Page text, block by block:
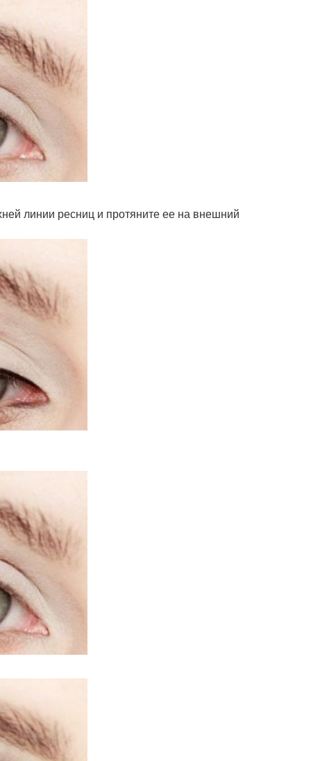
линии ресниц и протяните ее на внешний